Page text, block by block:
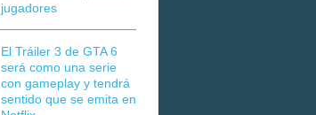
jugadores
El Tráiler 3 de GTA 6
será como una serie
con gameplay y tendrá
sentido que se emita en